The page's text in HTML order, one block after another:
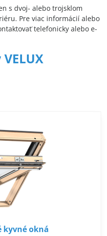
s dvoj- alebo trojsklom
Pre viac informácií alebo
telefonicky alebo e-
kyvné okná